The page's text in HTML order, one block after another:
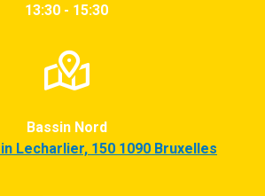
13:30 - 15:30
Bassin Nord
Lecharlier, 150 1090 Bruxelles